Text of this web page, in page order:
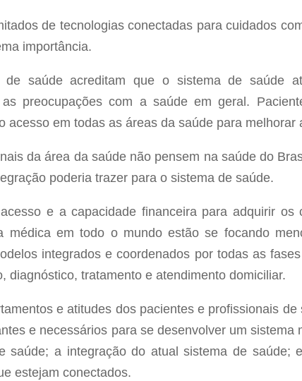
de tecnologias conectadas para cuidados
importância.
de saúde acreditam que o sistema de saúde
preocupações com a saúde em geral.
acesso em todas as áreas da saúde para melhorar
da área da saúde não pensem na saúde do
poderia trazer para o sistema de saúde.
e a capacidade financeira para adquirir os
médica em todo o mundo estão se focando
integrados e coordenados por todas as
diagnóstico, tratamento e atendimento domiciliar.
e atitudes dos pacientes e profissionais
e necessários para se desenvolver um sistema
saúde; a integração do atual sistema de saúde;
estejam conectados.